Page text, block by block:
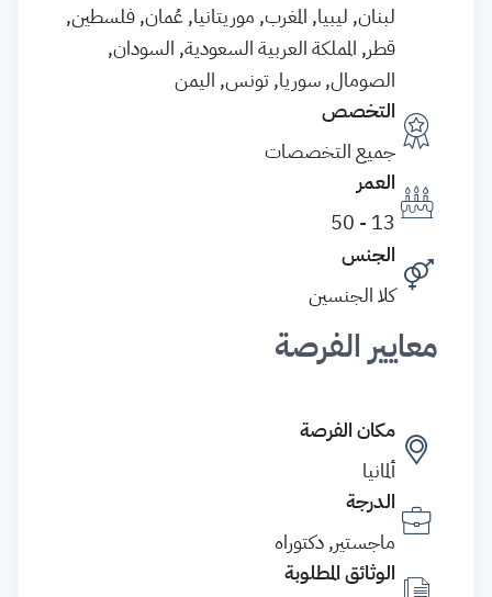
لبنان, ليبيا, المغرب, موريتانيا, عُمان, فلسطين,
قطر, المملكة العربية السعودية, السودان,
الصومال, سوريا, تونس, اليمن
التخصص
جميع التخصصات
العمر
13 - 50
الجنس
كلا الجنسين
معايير الفرصة
مكان الفرصة
ألمانيا
الدرجة
ماجستير, دكتوراه
الوثائق المطلوبة